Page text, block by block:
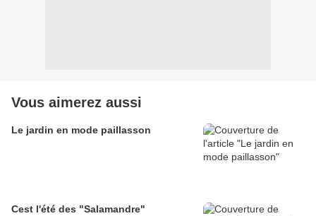
Vous aimerez aussi
Le jardin en mode paillasson
Cest l'été des "Salamandre"